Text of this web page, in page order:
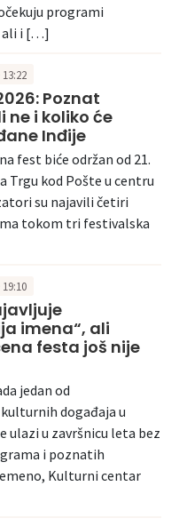
programi
ali i […]
Poznat
ne i koliko će
Inđije
fest biće održan od 21.
Trgu kod Pošte u centru
su najavili četiri
tokom tri festivalska
imena“, ali
festa još nije
jedan od
događaja u
ulazi u završnicu leta bez
i poznatih
Kulturni centar